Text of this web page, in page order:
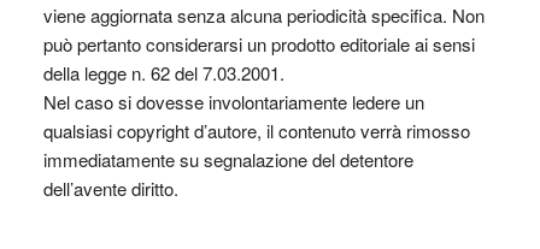
viene aggiornata senza alcuna periodicità specifica. Non
può pertanto considerarsi un prodotto editoriale ai sensi
della legge n. 62 del 7.03.2001.
Nel caso si dovesse involontariamente ledere un
qualsiasi copyright d’autore, il contenuto verrà rimosso
immediatamente su segnalazione del detentore
dell’avente diritto.